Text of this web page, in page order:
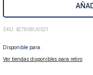
: 427908U0021
Disponible para:
Ver tiendas disponibles para retiro